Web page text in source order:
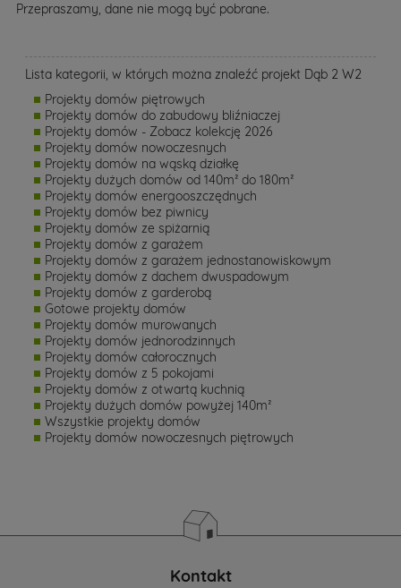
Przepraszamy, dane nie mogą być pobrane.
Lista kategorii, w których można znaleźć projekt Dąb 2 W2
Projekty domów piętrowych
Projekty domów do zabudowy bliźniaczej
Projekty domów - Zobacz kolekcję 2026
Projekty domów nowoczesnych
Projekty domów na wąską działkę
Projekty dużych domów od 140m² do 180m²
Projekty domów energooszczędnych
Projekty domów bez piwnicy
Projekty domów ze spiżarnią
Projekty domów z garażem
Projekty domów z garażem jednostanowiskowym
Projekty domów z dachem dwuspadowym
Projekty domów z garderobą
Gotowe projekty domów
Projekty domów murowanych
Projekty domów jednorodzinnych
Projekty domów całorocznych
Projekty domów z 5 pokojami
Projekty domów z otwartą kuchnią
Projekty dużych domów powyżej 140m²
Wszystkie projekty domów
Projekty domów nowoczesnych piętrowych
Kontakt